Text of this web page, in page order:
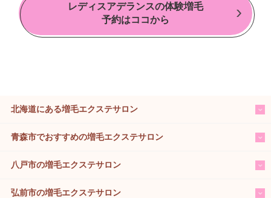
レディスアデランスの体験増毛
予約はココから
北海道にある増毛エクステサロン
青森市でおすすめの増毛エクステサロン
八戸市の増毛エクステサロン
弘前市の増毛エクステサロン